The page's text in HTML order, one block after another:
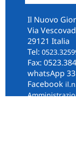
Il Nuovo
Via
29121 Italia
Tel:
Fax:
whatsApp
Facebook